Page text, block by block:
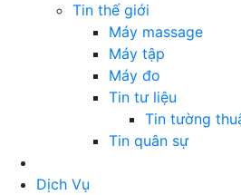
Tin thế giới
Máy massage
Máy tập
Máy đo
Tin tư liệu
Tin tường
Tin quân sự
Dịch Vụ